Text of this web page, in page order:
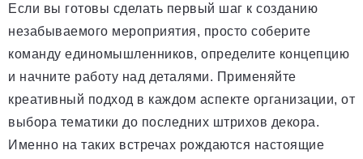
Если вы готовы сделать первый шаг к созданию
незабываемого мероприятия, просто соберите
команду единомышленников, определите концепцию
и начните работу над деталями. Применяйте
креативный подход в каждом аспекте организации, от
выбора тематики до последних штрихов декора.
Именно на таких встречах рождаются настоящие